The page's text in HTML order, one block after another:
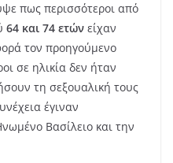
πως περισσότεροι από
64 και 74 ετών είχαν
τον προηγούμενο
σε ηλικία δεν ήταν
τη σεξουαλική τους
έγιναν
Βασίλειο και την